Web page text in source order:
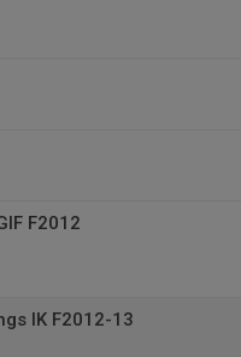
F2012
IK F2012-13